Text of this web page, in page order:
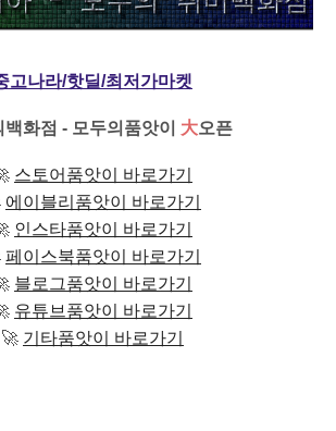
고나라/핫딜/최저가마켓
백화점 - 모두의품앗이 大오픈
스토어품앗이 바로가기
에이블리품앗이 바로가기
인스타품앗이 바로가기
페이스북품앗이 바로가기
블로그품앗이 바로가기
유튜브품앗이 바로가기
🚀 기타품앗이 바로가기